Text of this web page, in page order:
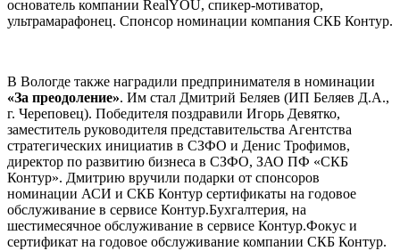
основатель компании RealYOU, спикер-мотиватор,
ультрамарафонец. Спонсор номинации компания СКБ Контур.
В Вологде также наградили предпринимателя в номинации
«За преодоление». Им стал Дмитрий Беляев (ИП Беляев Д.А.,
г. Череповец). Победителя поздравили Игорь Девятко,
заместитель руководителя представительства Агентства
стратегических инициатив в СЗФО и Денис Трофимов,
директор по развитию бизнеса в СЗФО, ЗАО ПФ «СКБ
Контур». Дмитрию вручили подарки от спонсоров
номинации АСИ и СКБ Контур сертификаты на годовое
обслуживание в сервисе Контур.Бухгалтерия, на
шестимесячное обслуживание в сервисе Контур.Фокус и
сертификат на годовое обслуживание компании СКБ Контур.